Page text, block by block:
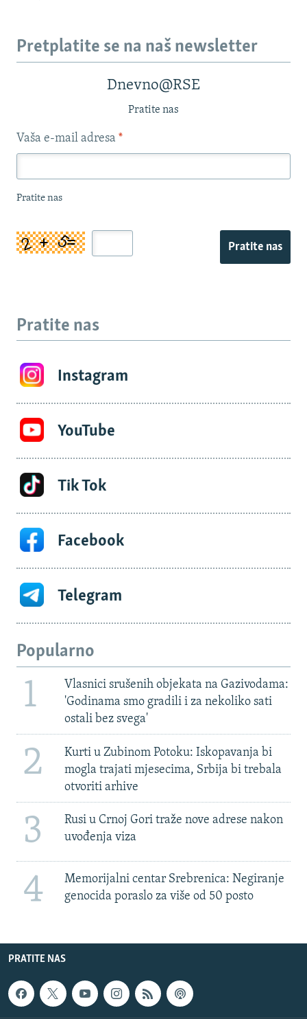
Pretplatite se na naš newsletter
Dnevno@RSE
Pratite nas
Vaša e-mail adresa *
Pratite nas
Pratite nas
Pratite nas
Instagram
YouTube
Tik Tok
Facebook
Telegram
Popularno
1
Vlasnici srušenih objekata na Gazivodama:
'Godinama smo gradili i za nekoliko sati
ostali bez svega'
2
Kurti u Zubinom Potoku: Iskopavanja bi
mogla trajati mjesecima, Srbija bi trebala
otvoriti arhive
3
Rusi u Crnoj Gori traže nove adrese nakon
uvođenja viza
4
Memorijalni centar Srebrenica: Negiranje
genocida poraslo za više od 50 posto
PRATITE NAS